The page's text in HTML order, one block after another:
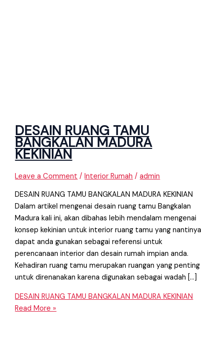
DESAIN RUANG TAMU
BANGKALAN MADURA
KEKINIAN
Leave a Comment /Interior Rumah /admin
DESAIN RUANG TAMU BANGKALAN MADURA KEKINIAN
Dalam artikel mengenai desain ruang tamu Bangkalan
Madura kali ini, akan dibahas lebih mendalam mengenai
konsep kekinian untuk interior ruang tamu yang nantinya
dapat anda gunakan sebagai referensi untuk
perencanaan interior dan desain rumah impian anda.
Kehadiran ruang tamu merupakan ruangan yang penting
untuk direnanakan karena digunakan sebagai wadah […]
DESAIN RUANG TAMU BANGKALAN MADURA KEKINIAN
Read More »